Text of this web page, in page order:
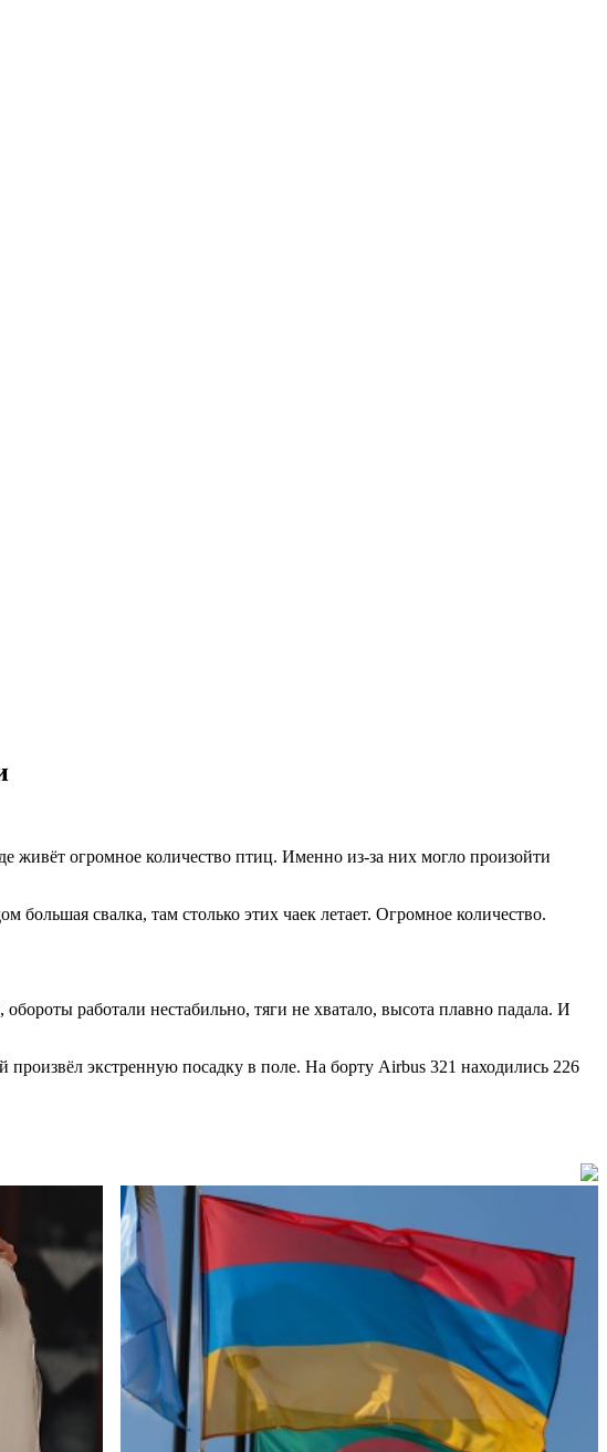
живёт огромное количество птиц. Именно из-за них могло произойти
свалка, там столько этих чаек летает. Огромное количество.
работали нестабильно, тяги не хватало, высота плавно падала. И
экстренную посадку в поле. На борту Airbus 321 находились 226